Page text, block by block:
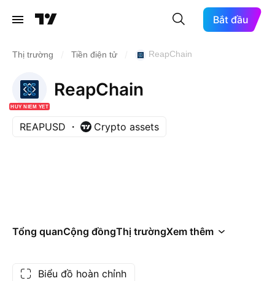
Bắt đầu
Thị trường Tiền điện tử ReapChain
HỦY NIÊM YẾT
ReapChain
REAPUSD Crypto assets
Tổng quanCộng đồngThị trườngXem thêm
Biểu đồ hoàn chỉnh